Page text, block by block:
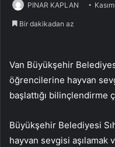
PINAR KAPLAN
Bir dakikadan az
Van Büyükşehir
öğrencilerine hayvan
başlattığı bilinçlendirme
Büyükşehir Belediyesi
hayvan sevgisi aşılamak